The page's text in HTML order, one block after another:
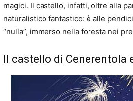
magici. Il castello, infatti, oltre alla
naturalistico fantastico: è alle
“nulla”, immerso nella foresta nei
Il castello di Cenerentola